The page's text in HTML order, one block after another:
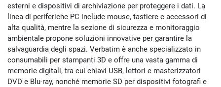
esterni e dispositivi di archiviazione per proteggere i dati. La
linea di periferiche PC include mouse, tastiere e accessori di
alta qualità, mentre la sezione di sicurezza e monitoraggio
ambientale propone soluzioni innovative per garantire la
salvaguardia degli spazi. Verbatim è anche specializzato in
consumabili per stampanti 3D e offre una vasta gamma di
memorie digitali, tra cui chiavi USB, lettori e masterizzatori
DVD e Blu-ray, nonché memorie SD per dispositivi fotografi e